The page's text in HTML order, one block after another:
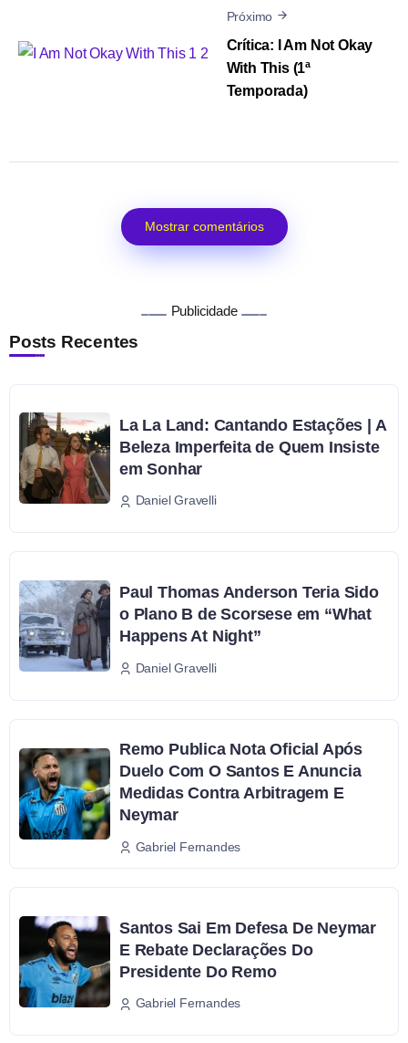
Próximo
Crítica: I Am Not Okay
With This (1ª
Temporada)
Mostrar comentários
Publicidade
Posts Recentes
La La Land: Cantando Estações | A
Beleza Imperfeita de Quem Insiste
em Sonhar
Daniel Gravelli
Paul Thomas Anderson Teria Sido
o Plano B de Scorsese em “What
Happens At Night”
Daniel Gravelli
Remo Publica Nota Oficial Após
Duelo Com O Santos E Anuncia
Medidas Contra Arbitragem E
Neymar
Gabriel Fernandes
Santos Sai Em Defesa De Neymar
E Rebate Declarações Do
Presidente Do Remo
Gabriel Fernandes